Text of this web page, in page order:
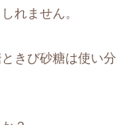
れません。
きび砂糖は使い分